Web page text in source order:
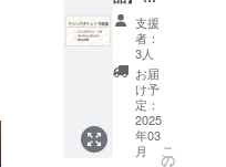
を応援
してく
ださる
方、お
酒は飲
めない
けれど
応援し
たい
ドリン
クチ
ケット1
枚 ●オ
リジナ
ルス
テッ
カー
(5cm×5
支援
者：
3人
お届
け予
定：
2025
年03
月
こ
の